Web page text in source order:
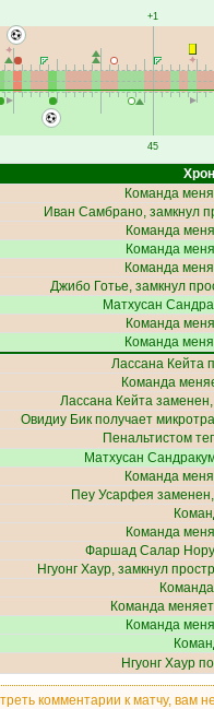
+1
45
Команда
Иван Самбрано, замкнул
Команда
Команда
Команда
Джибо Готье, замкнул
Матхусан
Команда
Команда
Лассана Кейта
Команда
Лассана Кейта
Овидиу Бикполучает
Пенальтистом
Матхусан
Команда
Пеу Усарфея
Команда
Фаршад Салар
Нгуонг Хаур, замкнул
Команда
Команда
Нгуонг Хаур
комментарии к матчу, вам